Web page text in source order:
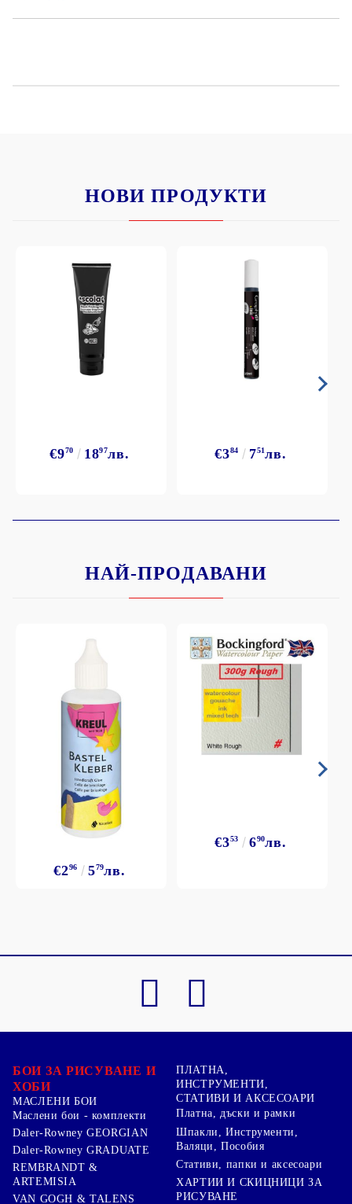
НОВИ ПРОДУКТИ
€970 1897лв. €384 751лв.
НАЙ-ПРОДАВАНИ
€296 579лв.
€353 690лв.
БОИ ЗА РИСУВАНЕ И
ХОБИ
МАСЛЕНИ БОИ
Маслени бои - комплекти
Daler-Rowney GEORGIAN
Daler-Rowney GRADUATE
REMBRANDT &
ARTEMISIA
VAN GOGH & TALENS
ПЛАТНА,
ИНСТРУМЕНТИ,
СТАТИВИ И АКСЕСОАРИ
Платна, дъски и рамки
Шпакли, Инструменти,
Валяци, Пособия
Стативи, папки и аксесоари
ХАРТИИ И СКИЦНИЦИ ЗА
РИСУВАНЕ